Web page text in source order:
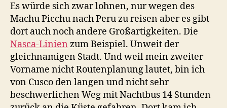
Es würde sich zwar lohnen, nur wegen des
Machu Picchu nach Peru zu reisen aber es gibt
dort auch noch andere Großartigkeiten. Die
Nasca-Linien zum Beispiel. Unweit der
gleichnamigen Stadt. Und weil mein zweiter
Vorname nicht Routenplanung lautet, bin ich
von Cusco den langen und nicht sehr
beschwerlichen Weg mit Nachtbus 14 Stunden